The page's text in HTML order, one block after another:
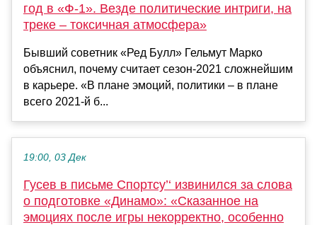
год в «Ф-1». Везде политические интриги, на
треке – токсичная атмосфера»
Бывший советник «Ред Булл» Гельмут Марко
объяснил, почему считает сезон-2021 сложнейшим
в карьере. «В плане эмоций, политики – в плане
всего 2021-й б...
19:00, 03 Дек
Гусев в письме Спортcу’‘ извинился за слова
о подготовке «Динамо»: «Сказанное на
эмоциях после игры некорректно, особенно